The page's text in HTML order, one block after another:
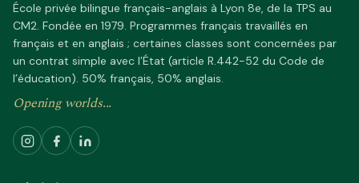
École privée bilingue français-anglais à Lyon 8e, de la TPS au
CM2. Fondée en 1979. Programmes français travaillés en
français et en anglais ; certaines classes sont concernées par
un contrat simple avec l’État (article R.442-52 du Code de
l’éducation). 50% français, 50% anglais.
Opening worlds...